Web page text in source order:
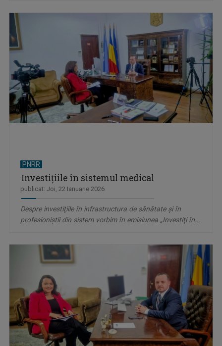
PNRR
Investiţiile în sistemul medical
publicat: Joi, 22 Ianuarie 2026
Despre investiţiile în infrastructura de sănătate şi în
profesioniştii din sistem vorbim în emisiunea „Investiţi în...